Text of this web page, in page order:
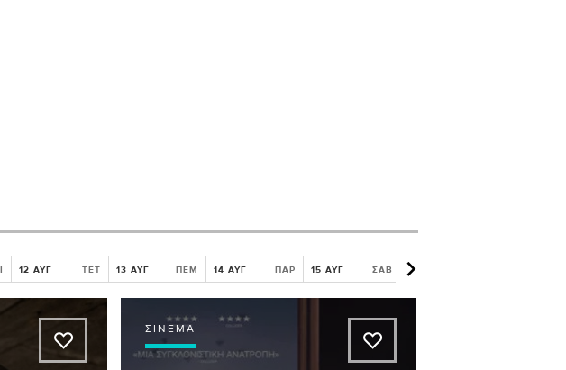
12 ΑΥΓ ΤΕΤ 13 ΑΥΓ ΠΕΜ 14 ΑΥΓ ΠΑΡ 15 ΑΥΓ ΣΑΒ 16 ΑΥΓ
A
ΣΙΝΕΜΆ
A